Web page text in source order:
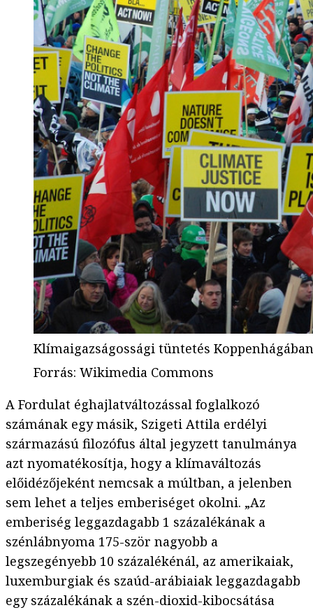
Klímaigazságossági tüntetés
Forrás: Wikimedia Commons
A Fordulat éghajlatváltozással foglalkozó
számának egy másik, Szigeti Attila erdélyi
származású filozófus által jegyzett tanulmánya
azt nyomatékosítja, hogy a klímaváltozás
előidézőjeként nemcsak a múltban, a jelenben
sem lehet a teljes emberiséget okolni. „Az
emberiség leggazdagabb 1 százalékának a
szénlábnyoma 175-ször nagyobb a
legszegényebb 10 százalékénál, az amerikaiak,
luxemburgiak és szaúd-arábiaiak leggazdagabb
egy százalékának a szén-dioxid-kibocsátása